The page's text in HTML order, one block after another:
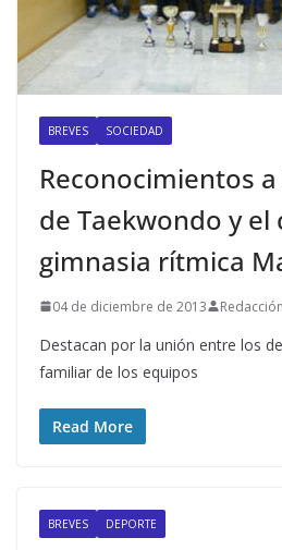
BREVES SOCIEDAD
Reconocimientos
de Taekwondo y el
gimnasia rítmica
04 de diciembre de 2013
Destacan por la unión entre los
familiar de los equipos
Read More
BREVES DEPORTE